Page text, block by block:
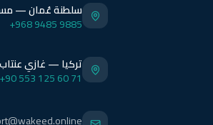
سلطنة عُمان —
+968 9485 9885
تركيا — غازي عنتاب
+90 553 125 60 71